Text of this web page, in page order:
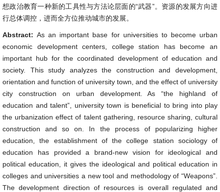
想政治教育一种新的工具性与方法论层面的“武器”。资源的发展方向进
行总体调控，进而全方位推动城市的发展。
Abstract:As an important base for universities to become urban
economic development centers, college station has become an
important hub for the coordinated development of education and
society. This study analyzes the construction and development,
orientation and function of university town, and the effect of university
city construction on urban development. As “the highland of
education and talent”, university town is beneficial to bring into play
the urbanization effect of talent gathering, resource sharing, cultural
construction and so on. In the process of popularizing higher
education, the establishment of the college station sociology of
education has provided a brand-new vision for ideological and
political education, it gives the ideological and political education in
colleges and universities a new tool and methodology of “Weapons”.
The development direction of resources is overall regulated and